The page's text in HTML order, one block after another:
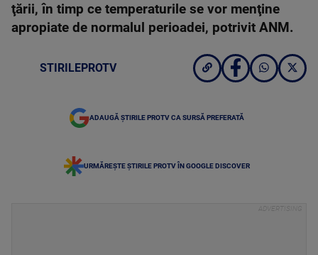
ţării, în timp ce temperaturile se vor menţine
apropiate de normalul perioadei, potrivit ANM.
STIRILEPROTV
ADAUGĂ ȘTIRILE PROTV CA SURSĂ PREFERATĂ
URMĂREȘTE ȘTIRILE PROTV ÎN GOOGLE DISCOVER